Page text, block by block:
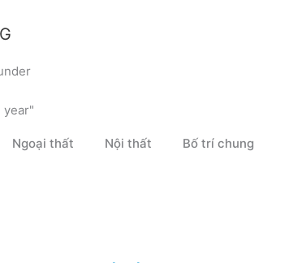
year"
Ngoại thất Nội thất Bố trí chung